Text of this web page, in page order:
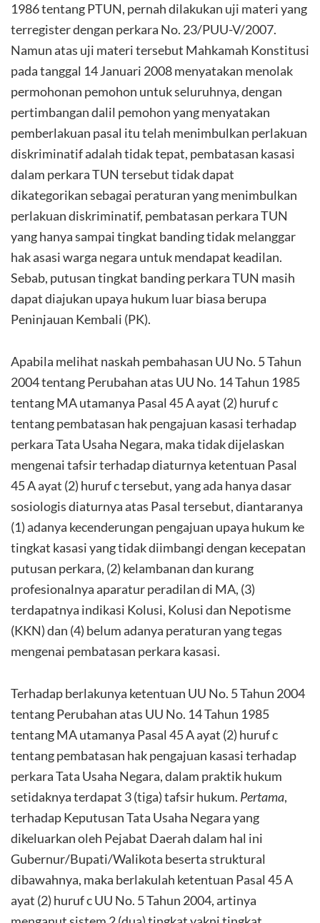
1986 tentang PTUN, pernah dilakukan uji materi yang
terregister dengan perkara No. 23/PUU-V/2007.
Namun atas uji materi tersebut Mahkamah Konstitusi
pada tanggal 14 Januari 2008 menyatakan menolak
permohonan pemohon untuk seluruhnya, dengan
pertimbangan dalil pemohon yang menyatakan
pemberlakuan pasal itu telah menimbulkan perlakuan
diskriminatif adalah tidak tepat, pembatasan kasasi
dalam perkara TUN tersebut tidak dapat
dikategorikan sebagai peraturan yang menimbulkan
perlakuan diskriminatif, pembatasan perkara TUN
yang hanya sampai tingkat banding tidak melanggar
hak asasi warga negara untuk mendapat keadilan.
Sebab, putusan tingkat banding perkara TUN masih
dapat diajukan upaya hukum luar biasa berupa
Peninjauan Kembali (PK).
Apabila melihat naskah pembahasan UU No. 5 Tahun
2004 tentang Perubahan atas UU No. 14 Tahun 1985
tentang MA utamanya Pasal 45 A ayat (2) huruf c
tentang pembatasan hak pengajuan kasasi terhadap
perkara Tata Usaha Negara, maka tidak dijelaskan
mengenai tafsir terhadap diaturnya ketentuan Pasal
45 A ayat (2) huruf c tersebut, yang ada hanya dasar
sosiologis diaturnya atas Pasal tersebut, diantaranya
(1) adanya kecenderungan pengajuan upaya hukum ke
tingkat kasasi yang tidak diimbangi dengan kecepatan
putusan perkara, (2) kelambanan dan kurang
profesionalnya aparatur peradilan di MA, (3)
terdapatnya indikasi Kolusi, Kolusi dan Nepotisme
(KKN) dan (4) belum adanya peraturan yang tegas
mengenai pembatasan perkara kasasi.
Terhadap berlakunya ketentuan UU No. 5 Tahun 2004
tentang Perubahan atas UU No. 14 Tahun 1985
tentang MA utamanya Pasal 45 A ayat (2) huruf c
tentang pembatasan hak pengajuan kasasi terhadap
perkara Tata Usaha Negara, dalam praktik hukum
setidaknya terdapat 3 (tiga) tafsir hukum. Pertama,
terhadap Keputusan Tata Usaha Negara yang
dikeluarkan oleh Pejabat Daerah dalam hal ini
Gubernur/Bupati/Walikota beserta struktural
dibawahnya, maka berlakulah ketentuan Pasal 45 A
ayat (2) huruf c UU No. 5 Tahun 2004, artinya